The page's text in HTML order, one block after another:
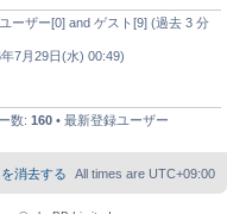
ーザー[0] and ゲスト[9] (過去 3 分
年7月29日(水) 00:49)
数: 160 • 最新登録ユーザー
All times are UTC+09:00
消去する